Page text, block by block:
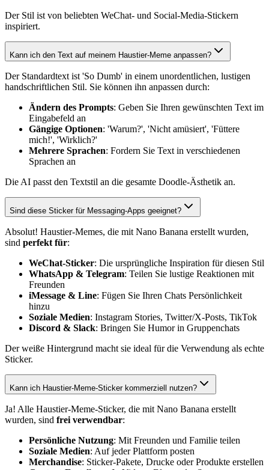
Der Stil ist von beliebten WeChat- und Social-Media-Stickern
inspiriert.
Kann ich den Text auf meinem Haustier-Meme anpassen?
Der Standardtext ist 'So Dumb' in einem unordentlichen, lustigen
handschriftlichen Stil. Sie können ihn anpassen durch:
Ändern des Prompts: Geben Sie Ihren gewünschten Text im
Eingabefeld an
Gängige Optionen: 'Warum?', 'Nicht amüsiert', 'Füttere
mich!', 'Wirklich?'
Mehrere Sprachen: Fordern Sie Text in verschiedenen
Sprachen an
Die AI passt den Textstil an die gesamte Doodle-Ästhetik an.
Sind diese Sticker für Messaging-Apps geeignet?
Absolut! Haustier-Memes, die mit Nano Banana erstellt wurden,
sind perfekt für:
WeChat-Sticker: Die ursprüngliche Inspiration für diesen Stil
WhatsApp & Telegram: Teilen Sie lustige Reaktionen mit
Freunden
iMessage & Line: Fügen Sie Ihren Chats Persönlichkeit
hinzu
Soziale Medien: Instagram Stories, Twitter/X-Posts, TikTok
Discord & Slack: Bringen Sie Humor in Gruppenchats
Der weiße Hintergrund macht sie ideal für die Verwendung als echte
Sticker.
Kann ich Haustier-Meme-Sticker kommerziell nutzen?
Ja! Alle Haustier-Meme-Sticker, die mit Nano Banana erstellt
wurden, sind frei verwendbar:
Persönliche Nutzung: Mit Freunden und Familie teilen
Soziale Medien: Auf jeder Plattform posten
Merchandise: Sticker-Pakete, Drucke oder Produkte erstellen